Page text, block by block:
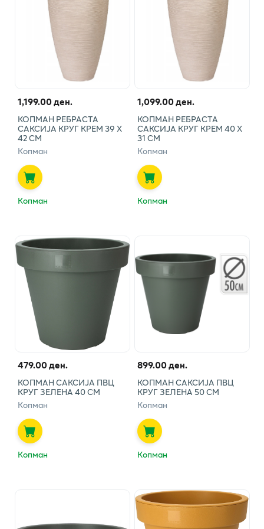
1,199.00 ден.
КОПМАН РЕБРАСТА
САКСИЈА КРУГ КРЕМ 39 Х
42 СМ
Копман
Копман
1,099.00 ден.
КОПМАН РЕБРАСТА
САКСИЈА КРУГ КРЕМ 40 Х
31 СМ
Копман
Копман
479.00 ден.
КОПМАН САКСИЈА ПВЦ
КРУГ ЗЕЛЕНА 40 СМ
Копман
Копман
899.00 ден.
КОПМАН САКСИЈА ПВЦ
КРУГ ЗЕЛЕНА 50 СМ
Копман
Копман